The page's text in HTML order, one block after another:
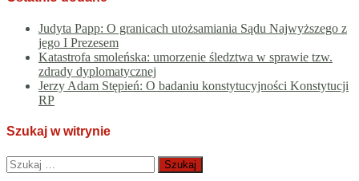
Judyta Papp: O granicach utożsamiania Sądu Najwyższego z
jego I Prezesem
Katastrofa smoleńska: umorzenie śledztwa w sprawie tzw.
zdrady dyplomatycznej
Jerzy Adam Stępień: O badaniu konstytucyjności Konstytucji
RP
Szukaj w witrynie
Szukaj: